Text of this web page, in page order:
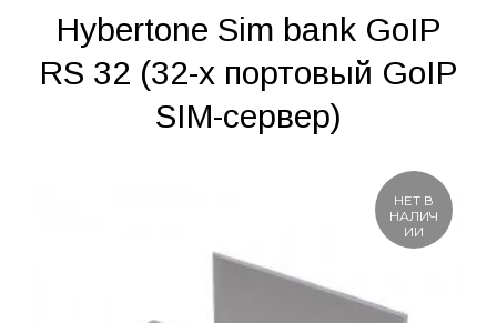
Hybertone Sim bank GoIP
RS 32 (32-х портовый GoIP
SIM-сервер)
НЕТ В
НАЛИЧ
ИИ